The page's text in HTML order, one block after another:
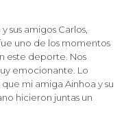
sus amigos Carlos,
uno de los momentos
este deporte. Nos
emocionante. Lo
mi amiga Ainhoa y su
hicieron juntas un